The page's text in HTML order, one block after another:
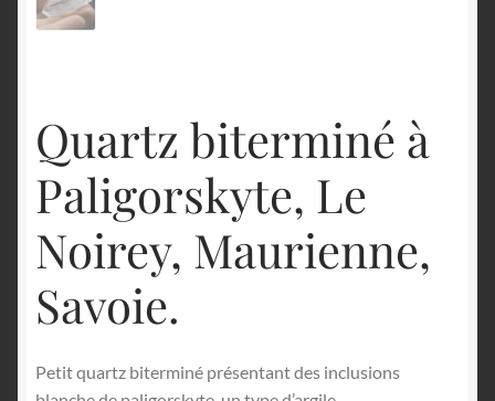
Quartz biterminé à
Paligorskyte, Le
Noirey, Maurienne,
Savoie.
Petit quartz biterminé présentant des inclusions